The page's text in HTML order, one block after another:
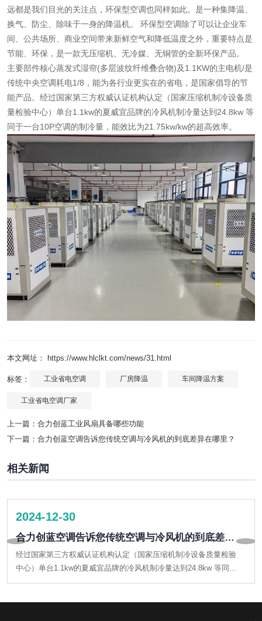
远都是我们目光的关注点，环保型空调也同样如此。是一种集降温、
换气、防尘、除味于一身的降温机。 环保型空调除了可以让企业车
间、公共场所、商业空间带来新鲜空气和降低温度之外，重要特点是
节能、环保，是一款无压缩机、无冷媒、无铜管的全新环保产品。
主要部件核心蒸发式湿帘(多层波纹纤维叠合物)及1.1KW的主电机/是
传统中央空调耗电1/8，能为各行业更实在的省电，是国家倡导的节
能产品。经过国家第三方权威认证机构认定（国家压缩机制冷设备质
量检验中心）单台1.1kw的夏威宜品牌的冷风机制冷量达到24.8kw 等
同于一台10P空调的制冷量，能效比为21.75kw/kw的超高效率。
本文网址： https://www.hlclkt.com/news/31.html
标签： 工业省电空调 厂房降温 车间降温方案
工业省电空调厂家
上一篇： 合力创蓝工业风扇具备哪些功能
下一篇： 合力创蓝空调告诉您传统空调与冷风机的到底差异在哪里？
相关新闻
2024-12-30
合力创蓝空调告诉您传统空调与冷风机的到底差异
在哪里？
经过国家第三方权威认证机构认定（国家压缩机制冷设备质量检验
中心）单台1.1kw的夏威宜品牌的冷风机制冷量达到24.8kw 等同于
一台10P空调的制冷量，能效比为21.75kw/kw的超高效率。